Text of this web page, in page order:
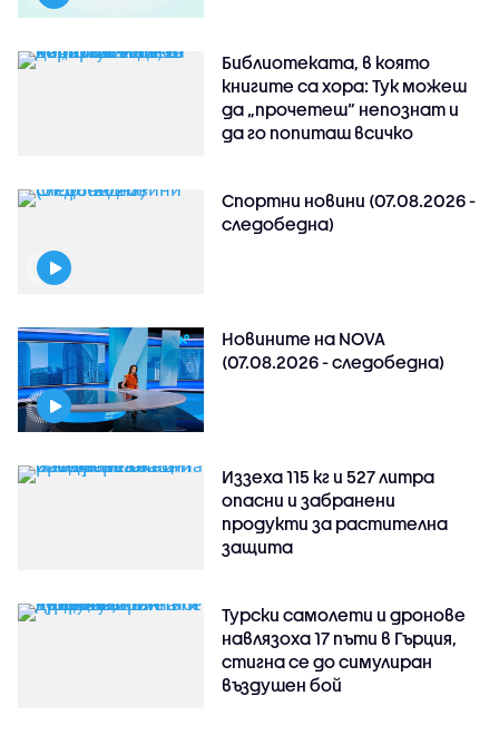
Библиотеката, в която
книгите са хора: Тук можеш
да „прочетеш“ непознат и
да го попиташ всичко
Спортни новини (07.08.2026 -
следобедна)
Новините на NOVA
(07.08.2026 - следобедна)
Иззеха 115 кг и 527 литра
опасни и забранени
продукти за растителна
защита
Турски самолети и дронове
навлязоха 17 пъти в Гърция,
стигна се до симулиран
въздушен бой